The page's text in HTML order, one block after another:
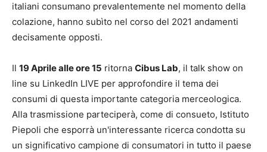
italiani consumano prevalentemente nel momento della
colazione, hanno subìto nel corso del 2021 andamenti
decisamente opposti.
Il 19 Aprile alle ore 15 ritorna Cibus Lab, il talk show on
line su LinkedIn LIVE per approfondire il tema dei
consumi di questa importante categoria merceologica.
Alla trasmissione parteciperà, come di consueto, Istituto
Piepoli che esporrà un'interessante ricerca condotta su
un significativo campione di consumatori in tutto il paese